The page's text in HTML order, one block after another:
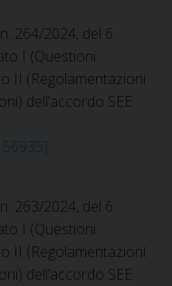
264/2024, del 6
I (Questioni
II (Regolamentazioni
dell’accordo SEE
56935]
263/2024, del 6
I (Questioni
II (Regolamentazioni
dell’accordo SEE